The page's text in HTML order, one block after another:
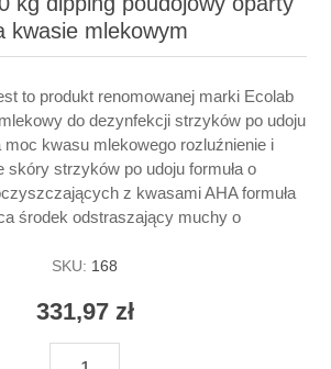
kwasie mlekowym
to produkt renomowanej marki Ecolab
do dezynfekcji strzyków po udoju
kwasu mlekowego rozluźnienie i
skóry strzyków po udoju formuła o
z kwasami AHA formuła
środek odstraszający muchy o
SKU: 168
331,97 zł